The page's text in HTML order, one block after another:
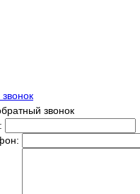
звонок